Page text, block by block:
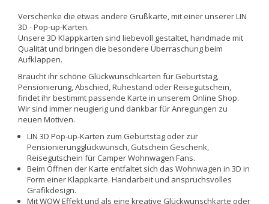
Verschenke die etwas andere Grußkarte, mit einer unserer LIN
3D - Pop-up-Karten.
Unsere 3D Klappkarten sind liebevoll gestaltet, handmade mit
Qualität und bringen die besondere Überraschung beim
Aufklappen.
Braucht ihr schöne Glückwunschkarten für Geburtstag,
Pensionierung, Abschied, Ruhestand oder Reisegutschein,
findet ihr bestimmt passende Karte in unserem Online Shop.
Wir sind immer neugierig und dankbar für Anregungen zu
neuen Motiven.
LIN 3D Pop-up-Karten zum Geburtstag oder zur
Pensionierungglückwunsch, Gutschein Geschenk,
Reisegutschein für Camper Wohnwagen Fans.
Beim Öffnen der Karte entfaltet sich das Wohnwagen in 3D in
Form einer Klappkarte. Handarbeit und anspruchsvolles
Grafikdesign.
Mit WOW Effekt und als eine kreative Glückwunschkarte oder